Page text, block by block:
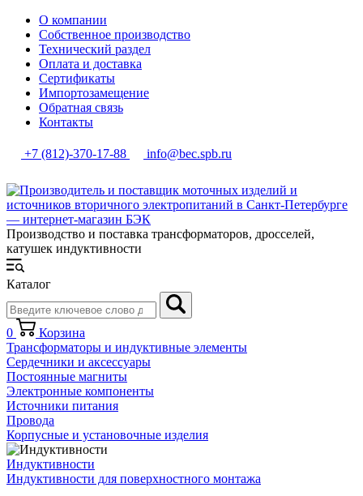
О компании
Собственное производство
Технический раздел
Оплата и доставка
Сертификаты
Импортозамещение
Обратная связь
Контакты
+7 (812)-370-17-88 info@bec.spb.ru
Производство и поставка трансформаторов, дросселей,
катушек индуктивности
Каталог
0
Корзина
Трансформаторы и индуктивные элементы
Сердечники и аксессуары
Постоянные магниты
Электронные компоненты
Источники питания
Провода
Корпусные и установочные изделия
Индуктивности
Индуктивности для поверхностного монтажа